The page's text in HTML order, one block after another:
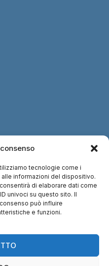
tecnologie come i
informazioni del dispositivo.
di elaborare dati come
univoci su questo sito. Il
può influire
e funzioni.
SU: